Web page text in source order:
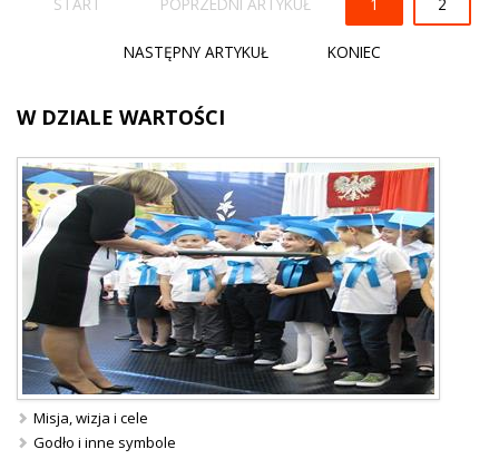
NASTĘPNY ARTYKUŁ KONIEC
WDZIALE WARTOŚCI
Misja, wizja i cele
Godło i inne symbole